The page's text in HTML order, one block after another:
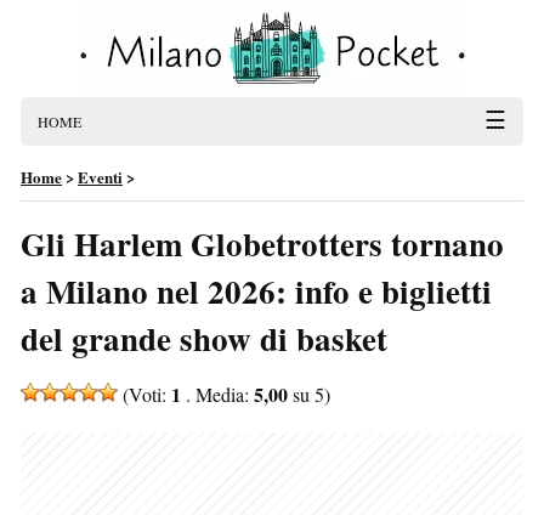
HOME ☰
Home>Eventi>
Gli Harlem Globetrotters tornano
a Milano nel 2026: info e biglietti
del grande show di basket
(Voti: 1 . Media: 5,00su 5)